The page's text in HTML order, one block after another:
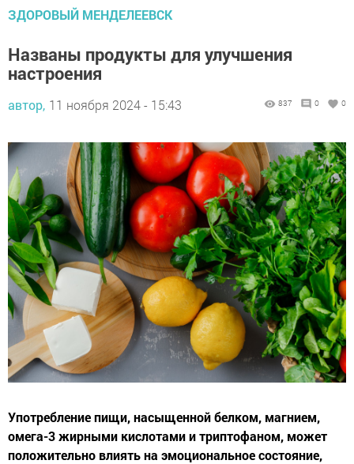
ЗДОРОВЫЙ МЕНДЕЛЕЕВСК
Названы продукты для улучшения
настроения
автор, 11 ноября 2024 - 15:43 837 0 0
Употребление пищи, насыщенной белком, магнием,
омега-3 жирными кислотами и триптофаном, может
положительно влиять на эмоциональное состояние,